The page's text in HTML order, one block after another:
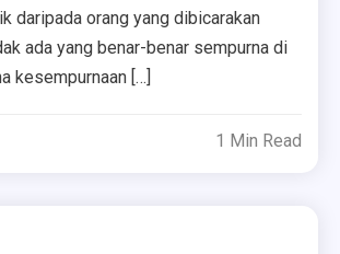
daripada orang yang dibicarakan
ada yang benar-benar sempurna di
kesempurnaan […]
1 Min Read